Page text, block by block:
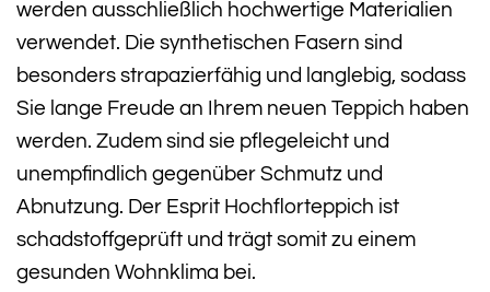
werden ausschließlich hochwertige Materialien
verwendet. Die synthetischen Fasern sind
besonders strapazierfähig und langlebig, sodass
Sie lange Freude an Ihrem neuen Teppich haben
werden. Zudem sind sie pflegeleicht und
unempfindlich gegenüber Schmutz und
Abnutzung. Der Esprit Hochflorteppich ist
schadstoffgeprüft und trägt somit zu einem
gesunden Wohnklima bei.